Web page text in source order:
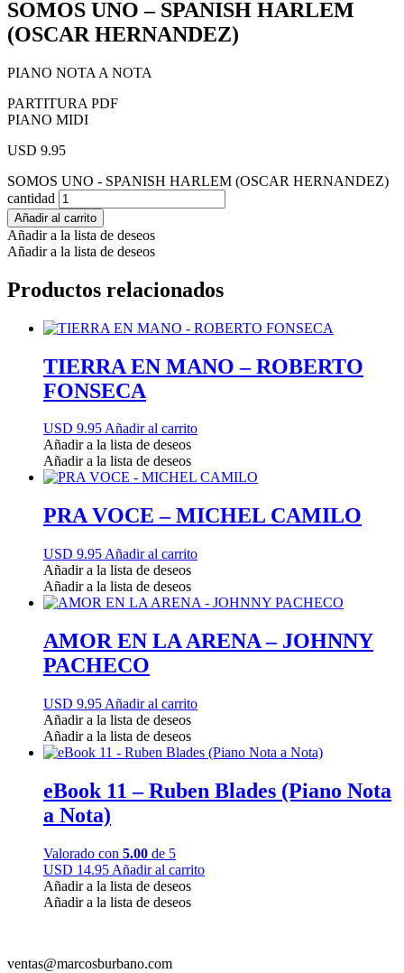
SOMOS UNO – SPANISH HARLEM
(OSCAR HERNANDEZ)
PIANO NOTA A NOTA
PARTITURA PDF
PIANO MIDI
USD 9.95
SOMOS UNO - SPANISH HARLEM (OSCAR HERNANDEZ)
cantidad
Añadir al carrito
Añadir a la lista de deseos
Añadir a la lista de deseos
Productos relacionados
TIERRA EN MANO – ROBERTO
FONSECA
USD 9.95Añadir al carrito
Añadir a la lista de deseos
Añadir a la lista de deseos
PRA VOCE – MICHEL CAMILO
USD 9.95 Añadir al carrito
Añadir a la lista de deseos
Añadir a la lista de deseos
AMOR EN LA ARENA – JOHNNY
PACHECO
USD 9.95 Añadir al carrito
Añadir a la lista de deseos
Añadir a la lista de deseos
eBook 11 – Ruben Blades (Piano Nota
a Nota)
Valorado con 5.00 de 5
USD 14.95 Añadir al carrito
Añadir a la lista de deseos
Añadir a la lista de deseos
ventas@marcosburbano.com